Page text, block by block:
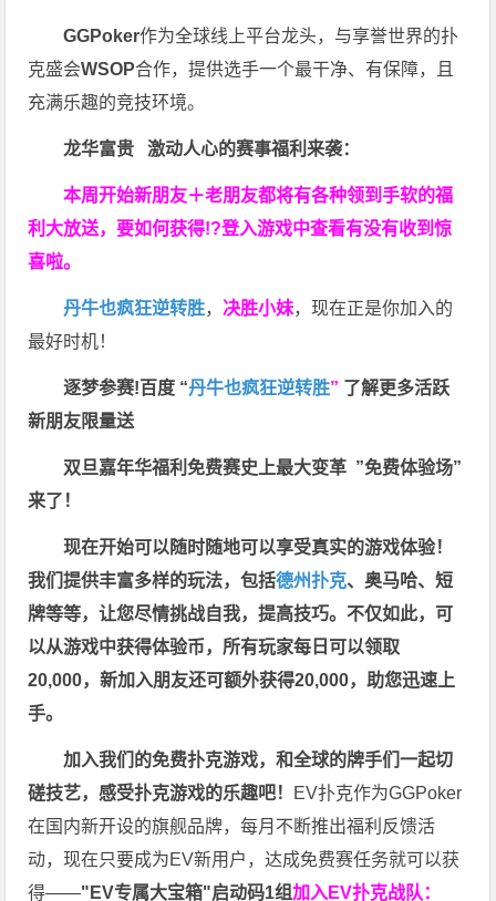
GGPoker作为全球线上平台龙头，与享誉世界的扑
克盛会WSOP合作，提供选手一个最干净、有保障，且
充满乐趣的竞技环境。
龙华富贵 激动人心的赛事福利来袭：
本周开始新朋友＋老朋友都将有各种领到手软的福
利大放送，要如何获得!?登入游戏中查看有没有收到惊
喜啦。
丹牛也疯狂逆转胜， 决胜小妹，现在正是你加入的
最好时机！
逐梦参赛!百度 “丹牛也疯狂逆转胜” 了解更多活跃
新朋友限量送
双旦嘉年华福利免费赛史上最大变革 ”免费体验场”
来了！
现在开始可以随时随地可以享受真实的游戏体验！
我们提供丰富多样的玩法，包括德州扑克、奥马哈、短
牌等等，让您尽情挑战自我，提高技巧。不仅如此， 可
以从游戏中获得体验币，所有玩家每日可以领取
20,000，新加入朋友还可额外获得20,000，助您迅速上
手。
加入我们的免费扑克游戏，和全球的牌手们一起切
磋技艺，感受扑克游戏的乐趣吧！ EV扑克作为GGPoker
在国内新开设的旗舰品牌，每月不断推出福利反馈活
动，现在只要成为EV新用户，达成免费赛任务就可以获
得——"EV专属大宝箱"启动码1组加入EV扑克战队：